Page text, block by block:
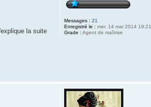
Messages : 21
Enregistré le : mer. 14 mai 2014 19:21
Grade : Agent de maîtrise
la suite